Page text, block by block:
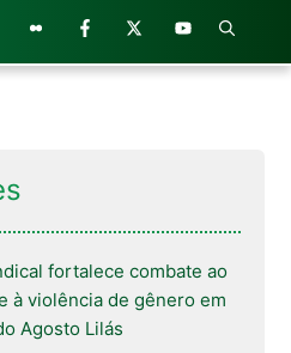
fortalece combate ao
à violência de gênero em
Agosto Lilás